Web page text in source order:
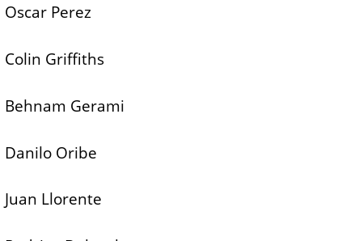
Oscar Perez
Colin Griffiths
Behnam Gerami
Danilo Oribe
Juan Llorente